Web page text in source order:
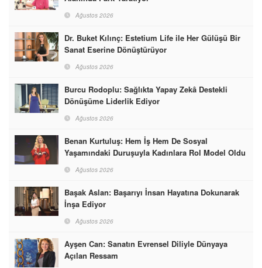
Ağustos 2026
Dr. Buket Kılınç: Estetium Life ile Her Gülüşü Bir
Sanat Eserine Dönüştürüyor
Ağustos 2026
Burcu Rodoplu: Sağlıkta Yapay Zekâ Destekli
Dönüşüme Liderlik Ediyor
Ağustos 2026
Benan Kurtuluş: Hem İş Hem De Sosyal
Yaşamındaki Duruşuyla Kadınlara Rol Model Oldu
Ağustos 2026
Başak Aslan: Başarıyı İnsan Hayatına Dokunarak
İnşa Ediyor
Ağustos 2026
Ayşen Can: Sanatın Evrensel Diliyle Dünyaya
Açılan Ressam